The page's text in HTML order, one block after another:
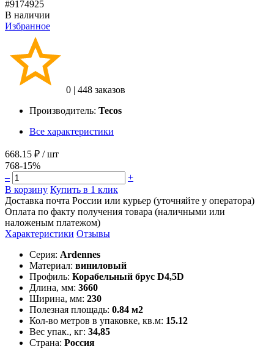
#9174925
В наличии
Избранное
0 | 448 заказов
Производитель: Tecos
Все характеристики
668.15 ₽ / шт
768-15%
–
+
В корзину Купить в 1 клик
Доставка почта России или курьер (уточняйте у оператора)
Оплата по факту получения товара (наличными или
наложеным платежом)
Характеристики Отзывы
Серия: Ardennes
Материал: виниловый
Профиль: Корабельный брус D4,5D
Длина, мм: 3660
Ширина, мм: 230
Полезная площадь: 0.84 м2
Кол-во метров в упаковке, кв.м: 15.12
Вес упак., кг: 34,85
Страна: Россия